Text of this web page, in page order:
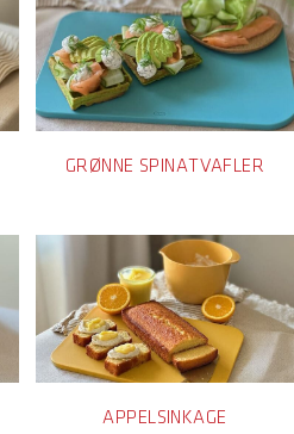
GRØNNE SPINATVAFLER
APPELSINKAGE